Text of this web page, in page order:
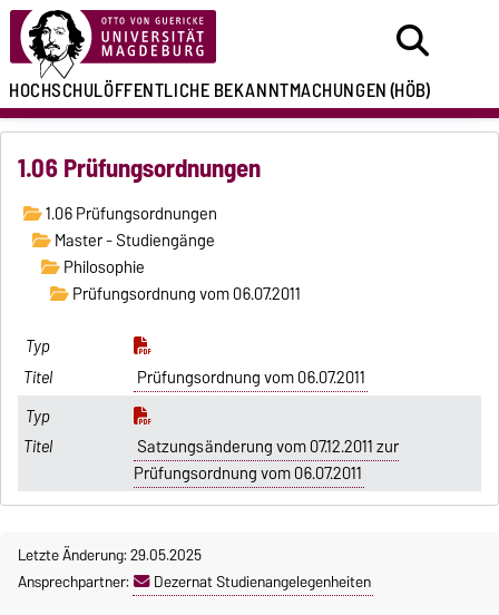
HOCHSCHULÖFFENTLICHEBEKANNTMACHUNGEN(HÖB)
1.06 Prüfungsordnungen
1.06 Prüfungsordnungen
Master - Studiengänge
Philosophie
Prüfungsordnung vom 06.07.2011
Prüfungsordnung vom 06.07.2011
Satzungsänderung vom 07.12.2011 zur
Prüfungsordnung vom 06.07.2011
Letzte Änderung: 29.05.2025
Ansprechpartner:
Dezernat Studienangelegenheiten